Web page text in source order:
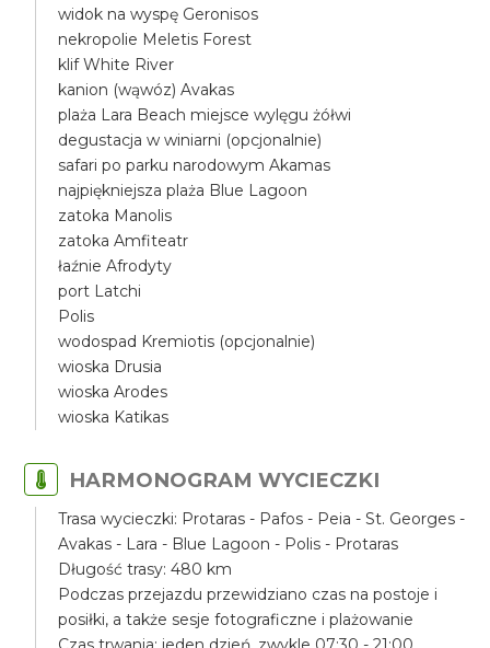
widok na wyspę Geronisos
nekropolie Meletis Forest
klif White River
kanion (wąwóz) Avakas
plaża Lara Beach miejsce wylęgu żółwi
degustacja w winiarni (opcjonalnie)
safari po parku narodowym Akamas
najpiękniejsza plaża Blue Lagoon
zatoka Manolis
zatoka Amfiteatr
łaźnie Afrodyty
port Latchi
Polis
wodospad Kremiotis (opcjonalnie)
wioska Drusia
wioska Arodes
wioska Katikas
HARMONOGRAM WYCIECZKI
Trasa wycieczki: Protaras - Pafos - Peia - St. Georges -
Avakas - Lara - Blue Lagoon - Polis - Protaras
Długość trasy: 480 km
Podczas przejazdu przewidziano czas na postoje i
posiłki, a także sesje fotograficzne i plażowanie